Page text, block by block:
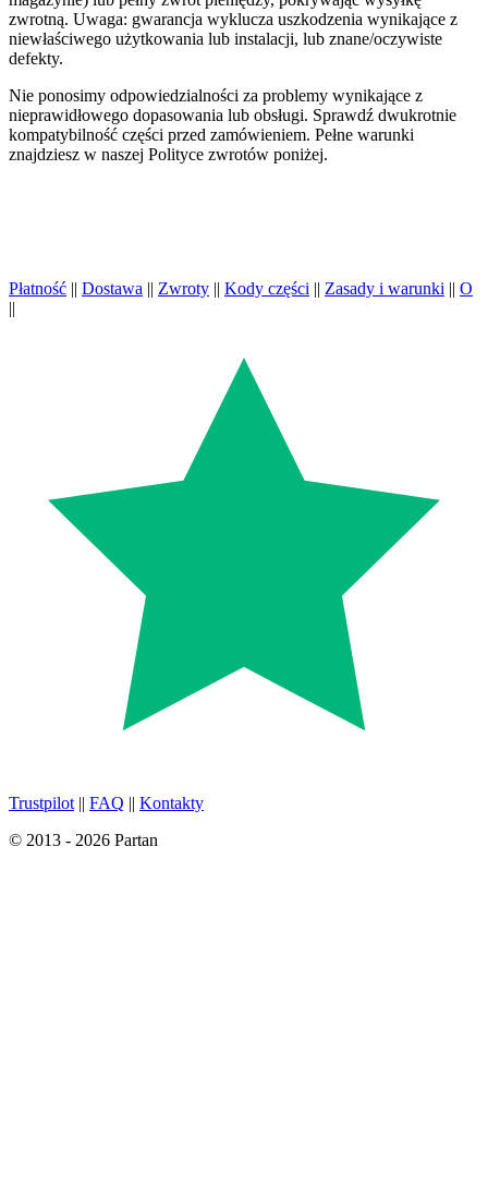
zwrotną. Uwaga: gwarancja wyklucza uszkodzenia wynikające z
niewłaściwego użytkowania lub instalacji, lub znane/oczywiste
defekty.
Nie ponosimy odpowiedzialności za problemy wynikające z
nieprawidłowego dopasowania lub obsługi. Sprawdź dwukrotnie
kompatybilność części przed zamówieniem. Pełne warunki
znajdziesz w naszej Polityce zwrotów poniżej.
Płatność || Dostawa || Zwroty || Kody części || Zasady i warunki || O
||
Trustpilot || FAQ || Kontakty
© 2013 - 2026 Partan